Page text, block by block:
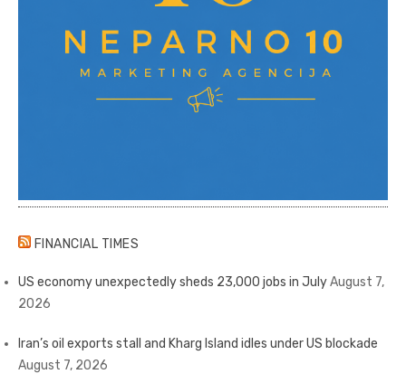
FINANCIAL TIMES
US economy unexpectedly sheds 23,000 jobs in JulyAugust 7,
2026
Iran’s oil exports stall and Kharg Island idles under US blockade
August 7, 2026